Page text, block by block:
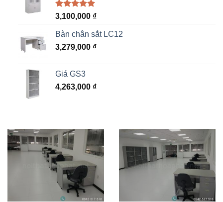
5.00trên 5
1
đánh giá
3,100,000 ₫
Bàn chân sắt LC12
3,279,000 ₫
Giá GS3
4,263,000 ₫